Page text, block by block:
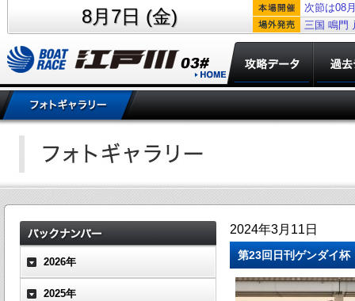
8月7日 (金)
次節は08
三国 鳴門
2026年
2025年
2024年3月11日
第23回日刊ゲンダイ杯